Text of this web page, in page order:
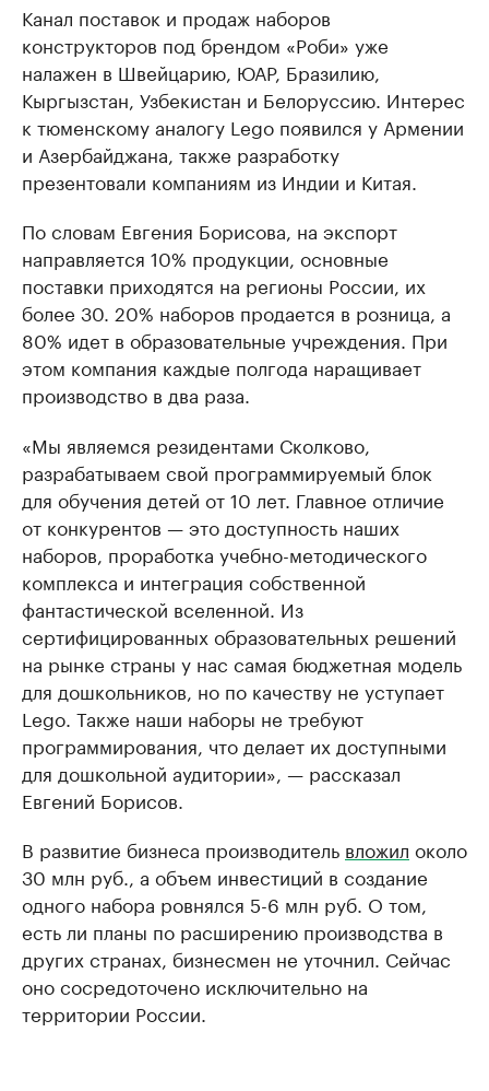
Канал поставок и продаж наборов
конструкторов под брендом «Роби» уже
налажен в Швейцарию, ЮАР, Бразилию,
Кыргызстан, Узбекистан и Белоруссию. Интерес
к тюменскому аналогу Lego появился у Армении
и Азербайджана, также разработку
презентовали компаниям из Индии и Китая.
По словам Евгения Борисова, на экспорт
направляется 10% продукции, основные
поставки приходятся на регионы России, их
более 30. 20% наборов продается в розница, а
80% идет в образовательные учреждения. При
этом компания каждые полгода наращивает
производство в два раза.
«Мы являемся резидентами Сколково,
разрабатываем свой программируемый блок
для обучения детей от 10 лет. Главное отличие
от конкурентов — это доступность наших
наборов, проработка учебно-методического
комплекса и интеграция собственной
фантастической вселенной. Из
сертифицированных образовательных решений
на рынке страны у нас самая бюджетная модель
для дошкольников, но по качеству не уступает
Lego. Также наши наборы не требуют
программирования, что делает их доступными
для дошкольной аудитории», — рассказал
Евгений Борисов.
В развитие бизнеса производитель вложил около
30 млн руб., а объем инвестиций в создание
одного набора ровнялся 5-6 млн руб. О том,
есть ли планы по расширению производства в
других странах, бизнесмен не уточнил. Сейчас
оно сосредоточено исключительно на
территории России.